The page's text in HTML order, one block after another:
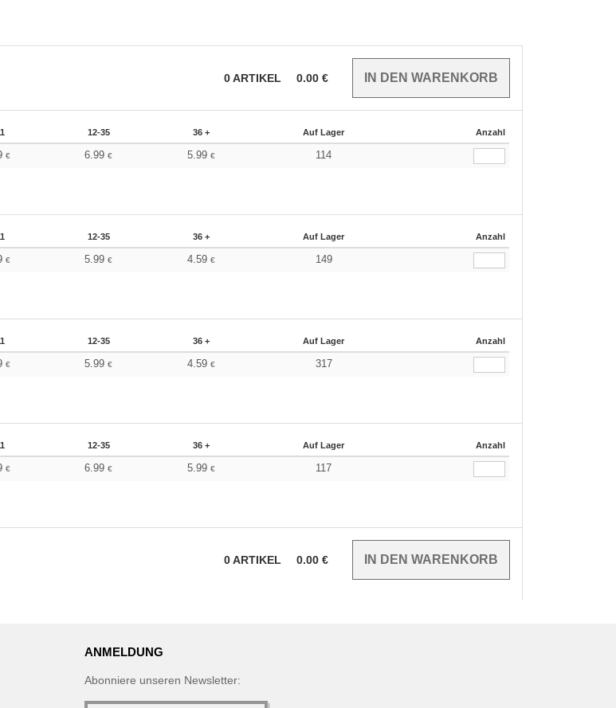
0ARTIKEL 0.00 €
12-35 36 + Auf Lager Anzahl
€ 6.99€ 5.99€ 114
12-35 36 + Auf Lager Anzahl
€ 5.99€ 4.59€ 149
12-35 36 + Auf Lager Anzahl
€ 5.99€ 4.59€ 317
12-35 36 + Auf Lager Anzahl
€ 6.99€ 5.99€ 117
0ARTIKEL 0.00 €
ANMELDUNG
Abonniere unseren Newsletter: